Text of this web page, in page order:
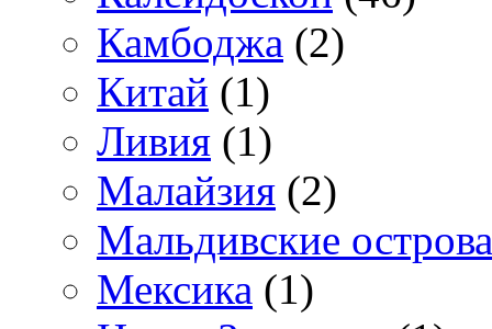
Камбоджа (2)
Китай (1)
Ливия (1)
Малайзия (2)
Мальдивские острова
Мексика (1)